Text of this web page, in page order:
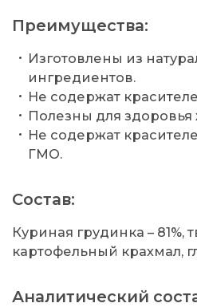
Преимущества:
Изготовлены из
ингредиентов.
Не содержат
Полезны для
Не содержат
ГМО.
Состав:
Куриная грудинка – 81%,
картофельный крахмал,
Аналитический